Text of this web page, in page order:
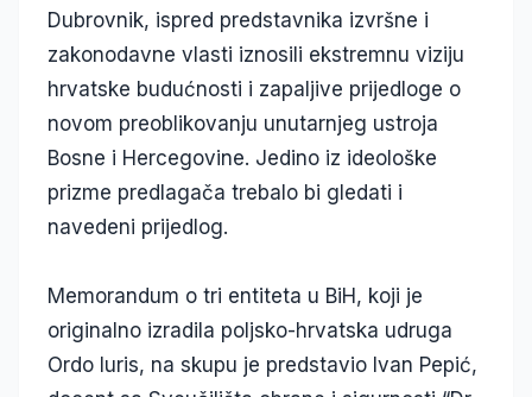
Dubrovnik, ispred predstavnika izvršne i
zakonodavne vlasti iznosili ekstremnu viziju
hrvatske budućnosti i zapaljive prijedloge o
novom preoblikovanju unutarnjeg ustroja
Bosne i Hercegovine. Jedino iz ideološke
prizme predlagača trebalo bi gledati i
navedeni prijedlog.
Memorandum o tri entiteta u BiH, koji je
originalno izradila poljsko-hrvatska udruga
Ordo Iuris, na skupu je predstavio Ivan Pepić,